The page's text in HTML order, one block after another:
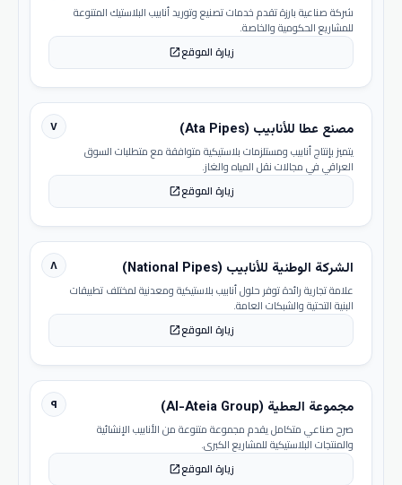
شركة صناعية بارزة تقدم خدمات تصنيع وتوريد أنابيب البلاستيك المتنوعة
للمشاريع الحكومية والخاصة.
زيارة الموقعopen_in_new
٧ مصنع عطا للأنابيب (Ata Pipes)
يتميز بإنتاج أنابيب ومستلزمات بلاستيكية متوافقة مع متطلبات السوق
العراقي في مجالات نقل المياه والغاز.
زيارة الموقعopen_in_new
٨ الشركة الوطنية للأنابيب (National Pipes)
علامة تجارية رائدة توفر حلول أنابيب بلاستيكية ومعدنية لمختلف تطبيقات
البنية التحتية والشبكات العامة.
زيارة الموقعopen_in_new
٩ مجموعة العطية (Al-Ateia Group)
صرح صناعي متكامل يقدم مجموعة متنوعة من الأنابيب الإنشائية
والمنتجات البلاستيكية للمشاريع الكبرى.
زيارة الموقعopen_in_new